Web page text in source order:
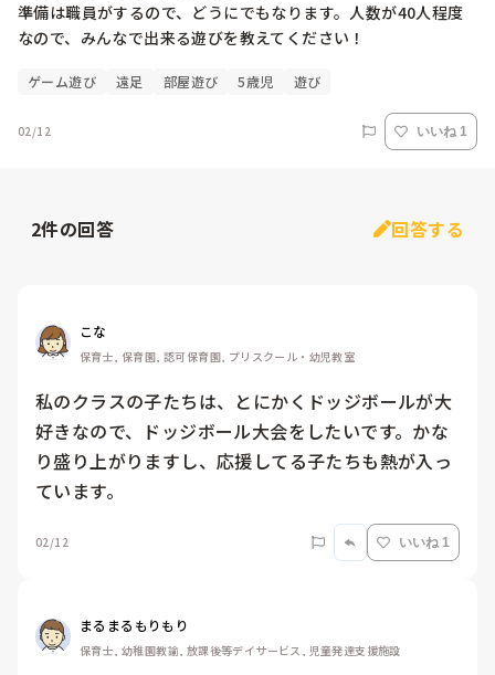
準備は職員がするので、どうにでもなります。人数が40人程度
なので、みんなで出来る遊びを教えてください！
ゲーム遊び 遠足 部屋遊び 5歳児 遊び
02/12 いいね 1
2件の回答 回答する
こな
保育士, 保育園, 認可保育園, プリスクール・幼児教室
私のクラスの子たちは、とにかくドッジボールが大
好きなので、ドッジボール大会をしたいです。かな
り盛り上がりますし、応援してる子たちも熱が入っ
02/12 いいね 1
まるまるもりもり
保育士, 幼稚園教諭, 放課後等デイサービス, 児童発達支援施設